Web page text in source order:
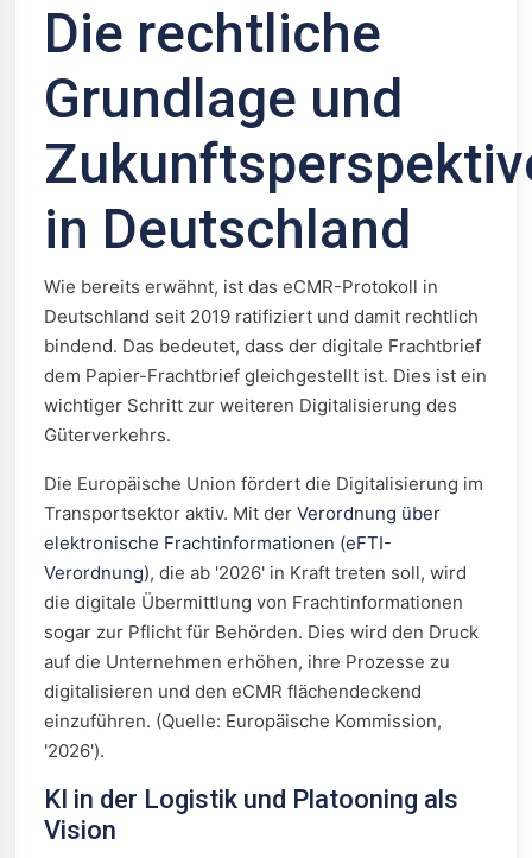
Die rechtliche
Grundlage und
in Deutschland
Wie bereits erwähnt, ist das eCMR-Protokoll in
Deutschland seit 2019 ratifiziert und damit rechtlich
bindend. Das bedeutet, dass der digitale Frachtbrief
dem Papier-Frachtbrief gleichgestellt ist. Dies ist ein
wichtiger Schritt zur weiteren Digitalisierung des
Güterverkehrs.
Die Europäische Union fördert die Digitalisierung im
Transportsektor aktiv. Mit der Verordnung über
elektronische Frachtinformationen (eFTI-
Verordnung), die ab '2026' in Kraft treten soll, wird
die digitale Übermittlung von Frachtinformationen
sogar zur Pflicht für Behörden. Dies wird den Druck
auf die Unternehmen erhöhen, ihre Prozesse zu
digitalisieren und den eCMR flächendeckend
einzuführen. (Quelle: Europäische Kommission,
'2026').
KI in der Logistik und Platooning als
Vision